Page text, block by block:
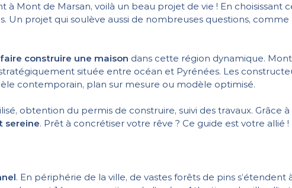
Mont de Marsan, voilà un beau projet de vie ! En choisissant
Un projet qui soulève aussi de nombreuses questions, comme
construire une maison dans cette région dynamique.
située entre océan et Pyrénées. Les
contemporain, plan sur mesure ou modèle optimisé.
obtention du permis de construire, suivi des travaux. Grâce
sereine. Prêt à concrétiser votre rêve ? Ce guide est votre allié !
. En périphérie de la ville, de vastes forêts de pins